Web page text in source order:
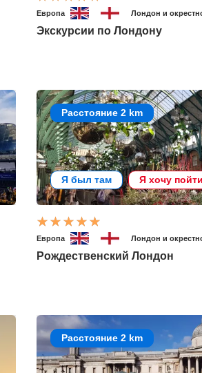
Европа Лондон и
Экскурсии по Лондону
Расстояние 2 km
Я был там Я хочу
Европа Лондон и
Рождественский Лондон
Расстояние 2 km